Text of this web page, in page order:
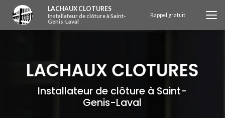
contenu
principal
LACHAUX CLOTURES
Installateur de clôture à Saint-
Genis-Laval
Rappel gratuit
Installateur de clôture à Saint-
Genis-Laval